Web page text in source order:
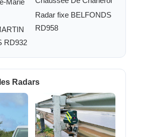
Marie
RD932
Radar fixe BELFONDS
RD958
Radars